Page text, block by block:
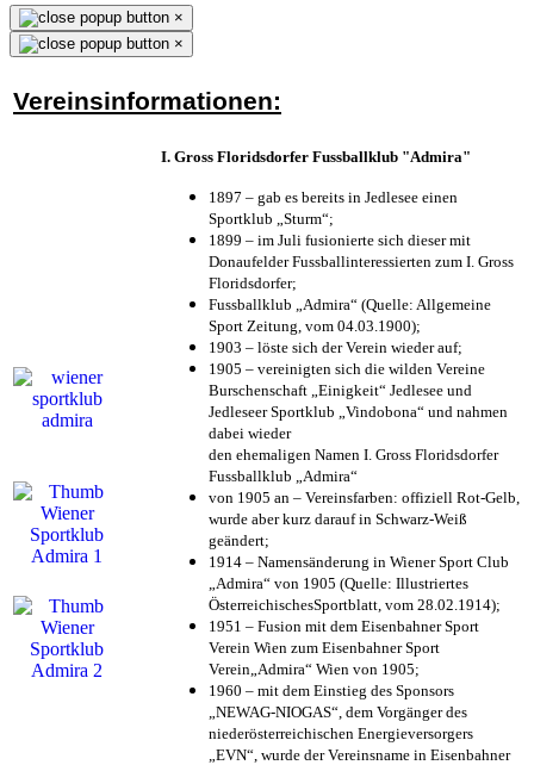
×
×
Vereinsinformationen:
I. Gross Floridsdorfer Fussballklub "Admira"
1897 – gab es bereits in Jedlesee einen
Sportklub „Sturm“;
1899 – im Juli fusionierte sich dieser mit
Donaufelder Fussballinteressierten zum I. Gross
Floridsdorfer;
Fussballklub „Admira“ (Quelle: Allgemeine
Sport Zeitung, vom 04.03.1900);
1903 – löste sich der Verein wieder auf;
1905 – vereinigten sich die wilden Vereine
Burschenschaft „Einigkeit“ Jedlesee und
Jedleseer Sportklub „Vindobona“ und nahmen
dabei wieder
den ehemaligen Namen I. Gross Floridsdorfer
Fussballklub „Admira“
von 1905 an – Vereinsfarben: offiziell Rot-Gelb,
wurde aber kurz darauf in Schwarz-Weiß
geändert;
1914 – Namensänderung in Wiener Sport Club
„Admira“ von 1905 (Quelle: Illustriertes
ÖsterreichischesSportblatt, vom 28.02.1914);
1951 – Fusion mit dem Eisenbahner Sport
Verein Wien zum Eisenbahner Sport
Verein„Admira“ Wien von 1905;
1960 – mit dem Einstieg des Sponsors
„NEWAG-NIOGAS“, dem Vorgänger des
niederösterreichischen Energieversorgers
„EVN“, wurde der Vereinsname in Eisenbahner